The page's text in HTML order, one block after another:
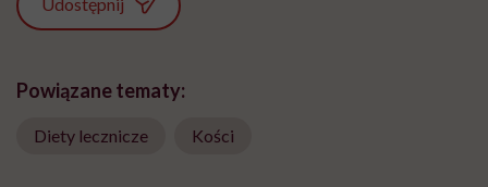
Udostępnij
Powiązane tematy:
Diety lecznicze Kości